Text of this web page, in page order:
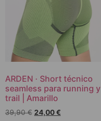
ARDEN · Short técnico
seamless para running y
trail | Amarillo
39,90€ 24,00€